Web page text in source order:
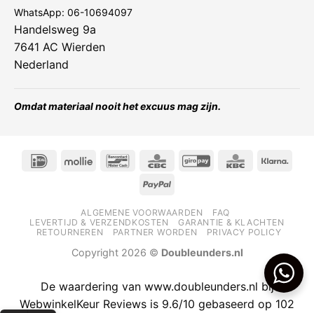
WhatsApp: 06-10694097
Handelsweg 9a
7641 AC Wierden
Nederland
Omdat materiaal nooit het excuus mag zijn.
IDeal Mollie BancontactCBC GiroPay KBC
PayPal
ALGEMENE VOORWAARDEN
FAQ
LEVERTIJD & VERZENDKOSTEN
GARANTIE & KLACHTEN
RETOURNEREN
PARTNER WORDEN PRIVACY POLICY
Copyright 2026 © Doubleunders.nl
De waardering van www.doubleunders.nl bij
WebwinkelKeur Reviews is 9.6/10 gebaseerd op 102